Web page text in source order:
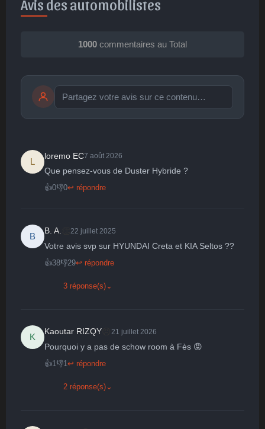
Avis des automobilistes
1000 commentaires au Total
🤩 👏
publication immédiate Publier
L
loremo EC7 août 2026
Que pensez-vous de Duster Hybride ?
👍0👎0↩ répondre
B
B. A. 22 juillet 2025
Votre avis svp sur HYUNDAI Creta et KIA Seltos ??
👍38👎29↩ répondre
3 réponse(s) ⌄
K
Kaoutar RIZQY 21 juillet 2026
Pourquoi y a pas de schow room à Fès 😡
👍1 👎1 ↩ répondre
2 réponse(s) ⌄